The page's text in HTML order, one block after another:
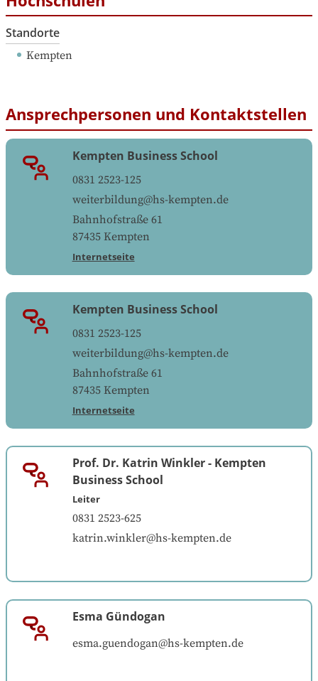
Standorte
Kempten
Ansprechpersonen und Kontaktstellen
Kempten Business School
0831 2523-125
weiterbildung@hs-kempten.de
Bahnhofstraße 61
87435 Kempten
Internetseite
Kempten Business School
0831 2523-125
weiterbildung@hs-kempten.de
Bahnhofstraße 61
87435 Kempten
Internetseite
Prof. Dr. Katrin Winkler - Kempten
Business School
Leiter
0831 2523-625
katrin.winkler@hs-kempten.de
Esma Gündogan
esma.guendogan@hs-kempten.de